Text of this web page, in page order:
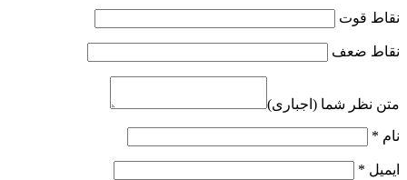
نقاط قوت
نقاط ضعف
متن نظر شما (اجباری)
نام *
ایمیل *